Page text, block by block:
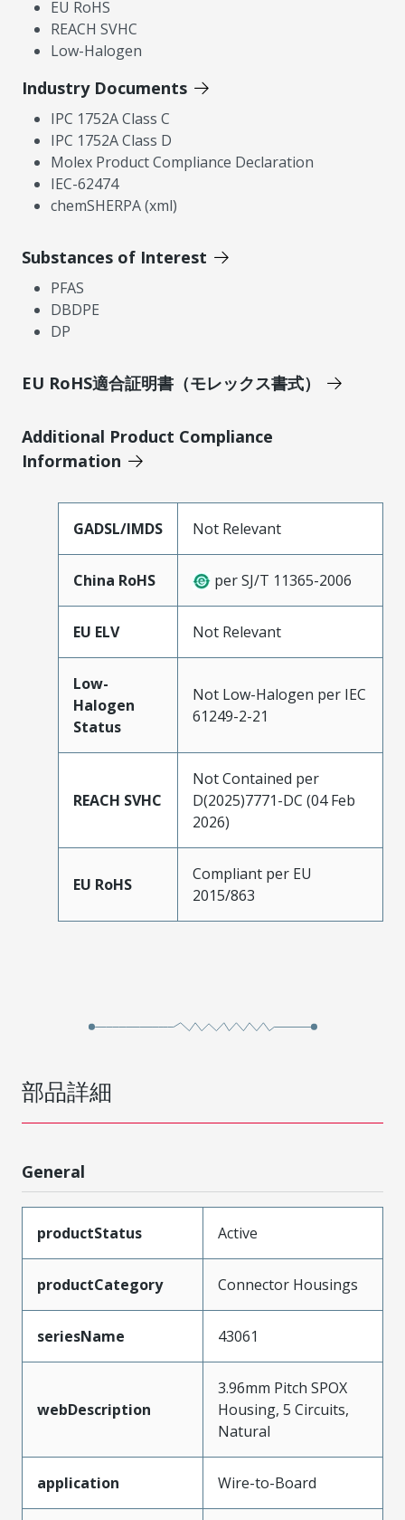
EU RoHS
REACH SVHC
Low-Halogen
Industry Documents
IPC 1752A Class C
IPC 1752A Class D
Molex Product Compliance Declaration
IEC-62474
chemSHERPA (xml)
Substances of Interest
PFAS
DBDPE
DP
EU RoHS適合証明書（モレックス書式）
Additional Product Compliance
Information
GADSL/IMDS Not Relevant
China RoHS per SJ/T 11365-2006
EU ELV Not Relevant
Low-
Halogen
Status
Not Low-Halogen per IEC
61249-2-21
REACH SVHC
Not Contained per
D(2025)7771-DC (04 Feb
2026)
EU RoHS
Compliant per EU
2015/863
部品詳細
General
productStatus Active
productCategory Connector Housings
seriesName 43061
webDescription
3.96mm Pitch SPOX
Housing, 5 Circuits,
Natural
application Wire-to-Board